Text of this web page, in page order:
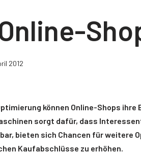
2012
können Online-Shops
sorgt dafür, dass
bieten sich Chancen für weitere
Kaufabschlüsse zu erhöhen.